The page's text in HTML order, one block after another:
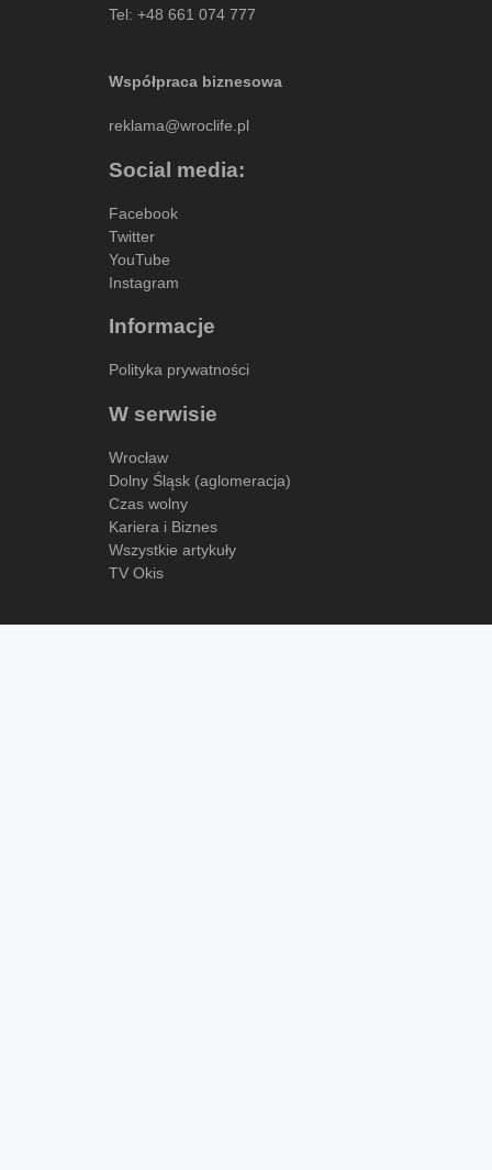
Tel: +48 661 074 777
Współpraca biznesowa
reklama@wroclife.pl
Social media:
Facebook
Twitter
YouTube
Instagram
Informacje
Polityka prywatności
W serwisie
Wrocław
Dolny Śląsk (aglomeracja)
Czas wolny
Kariera i Biznes
Wszystkie artykuły
TV Okis